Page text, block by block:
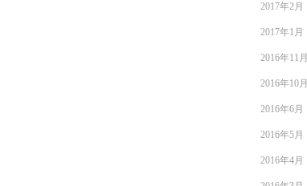
2017年2月
2017年1月
2016年11月
2016年10月
2016年6月
2016年5月
2016年4月